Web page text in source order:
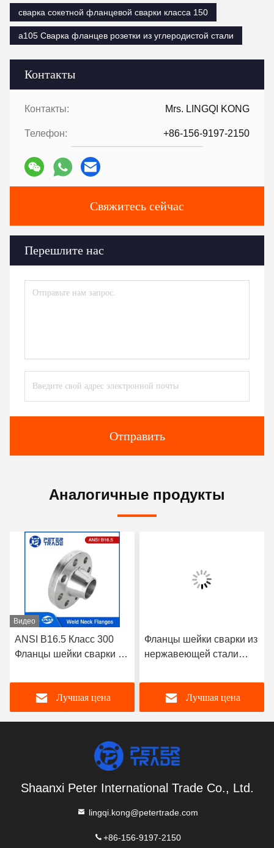
Контакты
Контакты: Mrs. LINGQI KONG
Телефон: +86-156-9197-2150
Свяжитесь сейчас
Перешлите нас
Отправить
сварка сокетной фланцевой сварки класса 150
a105 Сварка фланцев розетки из углеродистой стали
Аналогичные продукты
Видео
ANSI B16.5 Класс 300
Фланцы шейки сварки из
A182 304/316L WNRF
Лучшая цена
Фланцы шейки сварки из
нержавеющей стали
Лучшая цена
Shaanxi Peter International Trade Co., Ltd.
lingqi.kong@petertrade.com
+86-156-9197-2150